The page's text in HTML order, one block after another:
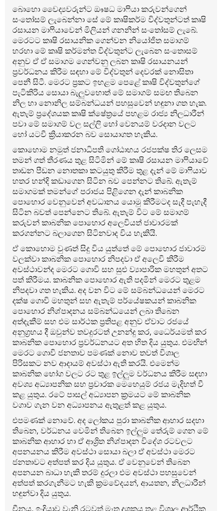
බොහො වෛද්‍යවරුන්ට ඖෂධ මා‍ෆියා කරුවන්ගෙන්
සං‍තෝසම් ලැබෙන්නා සේ මේ කෘෂිකර්ම විද්වතුන්ටත් කෘෂි
රසායන මා‍ෆියාවෙන් මිලියන් ගනනින් සං‍තෝසම් ලැබේ.
මෙරටට කෘෂි රසායනික ගෙන්වන නියෝජිත සමාගම්
හරහා මේ කෘෂි කර්මන්ත විද්වතුන්ට ලැබෙන සංතොසම්
අනුව ඒ ඒ සමාගම ගෙන්වනු ලබන කෘෂි රසායනයන්
ප්‍රවර්ධනය කිරීම සඳහා මේ විද්වතුන් දෙවරක් නොසිතා
පෙනී සිටී. මෙරට ප්‍රකට ඉහළම පෙළේ කෘෂි විද්වතුන්ගේ
පැටිකිරිය සොයා බැලුවහොත් මේ සමාගම් සමඟ තිබෙන
නිල හා නොනිල සම්බන්ධයන් පහසුවෙන් හඳුනා ගත හැක.
ඇතැම් ප්‍රදේශයක කෘෂි ක්ෂේත්‍රයේ පහළම රාජ්‍ය නිලධාරීන්
පවා මේ සමාගම් වල සල්ලි හෝ වෙනයම් වරදාන වලට
හෝ යටවී ක්‍රියාකරන බව සොයාගත හැකිය.
කොහොම නමුත් ජනාධිපති ගෝඨාභය රජපක්ෂ තිර ලෙසම
තමන් ගත් තීරණය තුළ සිටිමින් මේ කෘෂි රසායන මා‍ෆියාවේ
තාඩන පීඩන නොතකා කටයුතු කිරීම තුළ දැන් මේ මා‍ෆියාව
හතර හන්දි කඩාගෙන සිටින බව පෙන්නට තිබේ. ඇතැම්
සමාගමක් තමන්ගේ පරාජය පිළිගෙන දැන් කාබනික
පොහොර වෙනුවෙන් අවධානය යොමු කිරීමටද සැදී පැහැදී
සිටින බවත් පෙන්නෙට තිබේ. ඇතැම් විට මේ සමාගම්
කරුවන් කාබනික පොහොර අලෙවියත් ජාවාරමක්
කරගන්නට බලාගෙන සිටිනවාද විය හැකියි.
ඒ කොහොම වුණත් සිදු විය යුත්තේ මේ පොහොර ජාවාරම
වලක්වා කාබනික පොහොර නිපදවා ඒ අලෙවි කිරීම
අවස්ථාවන්ද මෙරට ගොවි සහ සුළු ව්‍යාපාරික මහතුන් අතට
පත් කිරීමය. කාබනික පොහොර ඇති පදමින් මෙරට තුළම
නිපදවා ගත හැකිය. අද වන විට මේ සම්බන්ධයෙන් මෙරට
දක්ෂ ගොවි මහතුන් සහ ඇතැම් පර්යේෂකයන් කාබනික
පොහොර නිශ්පාදනය සම්බන්ධයෙන් ලබා තිබෙන
අත්දැකීම් සහ එම සාර්ථක ප්‍රතිපළ අනුව ඒවාට රජයේ
අනුග්‍රහය දී ඔවුන්ව තවදුරටත් උනන්දු කර, ධෛර්යමත් කර
කාබනික පොහොර ප්‍රවර්ධනයට අත හිත දිය යුතුය. එමඟින්
මෙරට ගොවි ජනතාව පමණක් නොව තවත් විශාල
පිරිසකට නව ආදායම් අවස්ථා ඇති කරයි. එමෙන්ම
කාබනික භෝග වලට රට තුළ ඉල්ලුම වර්ධනය කිරීම සඳහා
අවශ්‍ය අධ්‍යාපනික සහ ප්‍රචාරක මෙහෙයුම් රජය මැදිහත් වී
කළ යුතුය. රටේ පාසල් අධ්‍යාපන ක්‍රමයට මේ කාබනික
වගාව ගැන වන අධ්‍යාපනය ඇතුළත් කළ යුතුය.
එපමණක් නොවේ. අද ලෝකය පුරා කාබනික ආහාර සදහා
තිබෙන, වර්ධනය වෙමින් තිබෙන ඉල්ලුම තේරුම් ගෙන මේ
කාබනික ආහාර හා ඒ ආශ්‍රිත නිශ්පාදන විදේශ රටවලට
අපනයනය කිරීම අවස්ථා සොයා බලා ඒ අවස්ථා මෙරට
ජනතාවට අත්පත් කර දිය යුතුය. ඒ වෙනුවෙන් තිබෙන
අපනයන බාධා හැකි තරම් දුරලා එම අවස්ථා පහසුවෙන්
අත්පත් කරගැනීමට හැකි ක්‍රමවේදයන්, ආයතන, නිලධාරීන්
හඳුන්වා දිය යුතුය.
චීනය, ඉංදියාව වැනි රටවත් මෑත දශකය තුළ විශාල ආර්ථික